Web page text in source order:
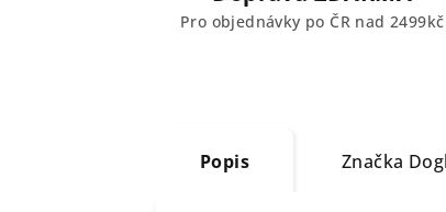
Pro objednávky po ČR nad 2499kč
Popis Značka